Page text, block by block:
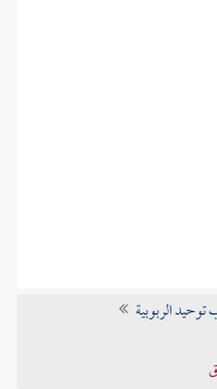
توحيد الربوبية